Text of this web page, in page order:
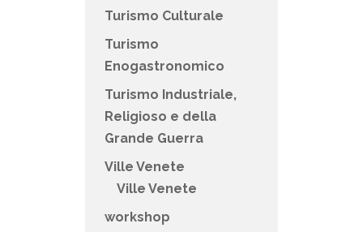
Turismo Culturale
Turismo
Enogastronomico
Turismo Industriale,
Religioso e della
Grande Guerra
Ville Venete
Ville Venete
workshop